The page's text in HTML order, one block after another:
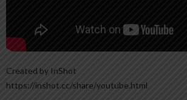
Created by InShot
https://inshot.cc/share/youtube.html